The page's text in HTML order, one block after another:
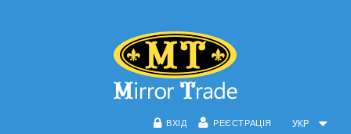
УКР
ВХІД РЕЄСТРАЦІЯ